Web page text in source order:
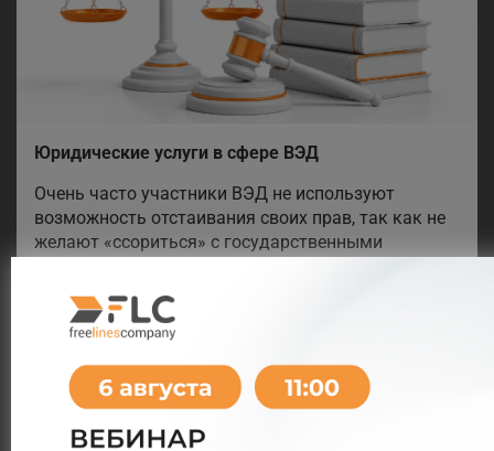
Юридические услуги в сфере ВЭД
Очень часто участники ВЭД не используют
возможность отстаивания своих прав, так как не
желают «ссориться» с государственными
LInes Company готова предложить Вам полный
спектр услуг юридического сопровождения по
решению таможенных юридических вопросов.
Связаться с нами